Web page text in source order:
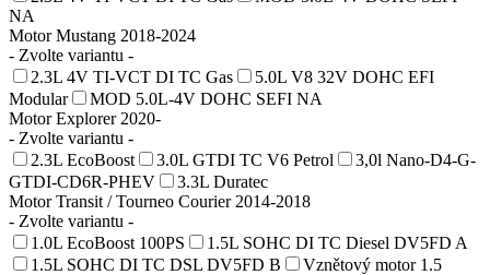
NA
Motor Mustang 2018-2024
- Zvolte variantu -
2.3L 4V TI-VCT DI TC Gas
5.0L V8 32V DOHC EFI
Modular
MOD 5.0L-4V DOHC SEFI NA
Motor Explorer 2020-
- Zvolte variantu -
2.3L EcoBoost
3.0L GTDI TC V6 Petrol
3,0l Nano-D4-G-
GTDI-CD6R-PHEV
3.3L Duratec
Motor Transit / Tourneo Courier 2014-2018
- Zvolte variantu -
1.0L EcoBoost 100PS
1.5L SOHC DI TC Diesel DV5FD A
1.5L SOHC DI TC DSL DV5FD B
Vznětový motor 1.5